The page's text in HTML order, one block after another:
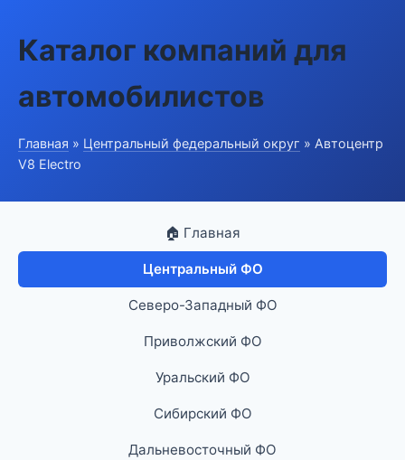
Каталог компаний для
автомобилистов
Главная » Центральный федеральный округ » Автоцентр
V8 Electro
🏠 Главная
Центральный ФО
Северо-Западный ФО
Приволжский ФО
Уральский ФО
Сибирский ФО
Дальневосточный ФО